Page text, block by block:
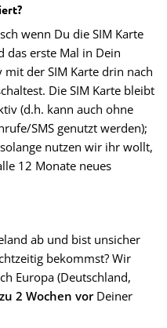
wenn Du die SIM Karte
das erste Mal in Dein
der SIM Karte drin nach
Die SIM Karte bleibt
(d.h. kann auch ohne
SMS genutzt werden);
nutzen wir ihr wollt,
12 Monate neues
ab und bist unsicher
bekommst? Wir
Europa (Deutschland,
2 Wochen vorDeiner